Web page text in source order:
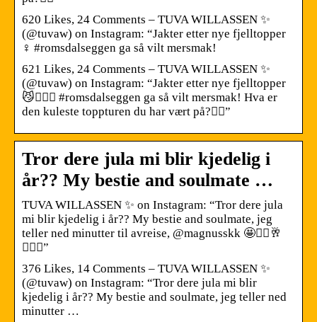
620 Likes, 24 Comments – TUVA WILLASSEN ✨
(@tuvaw) on Instagram: “Jakter etter nye fjelltopper
‍♀️ #romsdalseggen ga så vilt mersmak!
621 Likes, 24 Comments – TUVA WILLASSEN ✨
(@tuvaw) on Instagram: “Jakter etter nye fjelltopper
😼🏃🏽‍♀️ #romsdalseggen ga så vilt mersmak! Hva er
den kuleste toppturen du har vært på?👇🏼”
Tror dere jula mi blir kjedelig i
år?? My bestie and soulmate …
TUVA WILLASSEN ✨ on Instagram: “Tror dere jula
mi blir kjedelig i år?? My bestie and soulmate, jeg
teller ned minutter til avreise, @magnusskk 🤩❤️‍🔥🥂
💆🏽‍♀️”
376 Likes, 14 Comments – TUVA WILLASSEN ✨
(@tuvaw) on Instagram: “Tror dere jula mi blir
kjedelig i år?? My bestie and soulmate, jeg teller ned
minutter …